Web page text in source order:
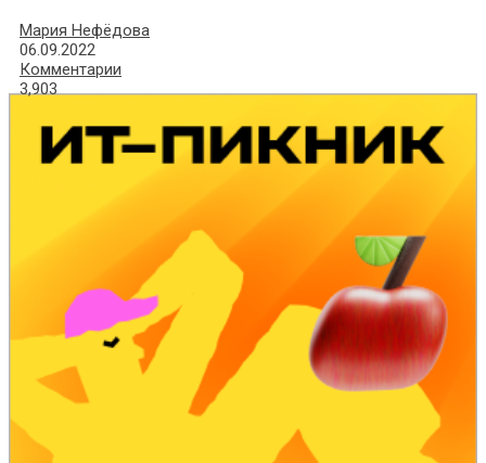
Мария Нефёдова
06.09.2022
Комментарии
3,903